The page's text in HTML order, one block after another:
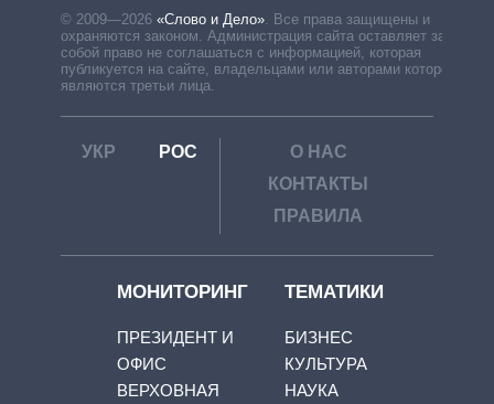
© 2009—2026 «Слово и Дело». Все права защищены и
охраняются законом. Администрация сайта оставляет за
собой право не соглашаться с информацией, которая
публикуется на сайте, владельцами или авторами которой
являются третьи лица.
УКР РОС
О НАС
КОНТАКТЫ
ПРАВИЛА
МОНИТОРИНГ
ПРЕЗИДЕНТ И
ОФИС
ВЕРХОВНАЯ
ТЕМАТИКИ
БИЗНЕС
КУЛЬТУРА
НАУКА